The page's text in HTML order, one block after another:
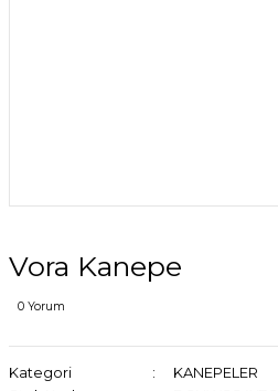
Vora Kanepe
0 Yorum
Kategori
KANEPELER